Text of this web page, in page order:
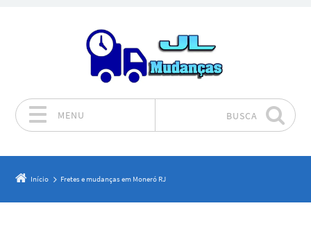
MENU BUSCA
Início Fretes e mudanças em Moneró RJ